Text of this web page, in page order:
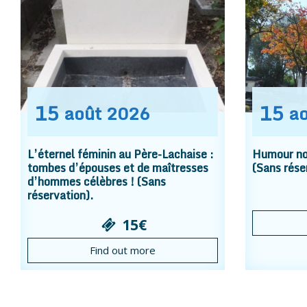
15 août 2026
L’éternel féminin au Père-Lachaise :
tombes d’épouses et de maîtresses
d’hommes célèbres ! (Sans
réservation).
15€
Find out more
15
Humour
(Sans